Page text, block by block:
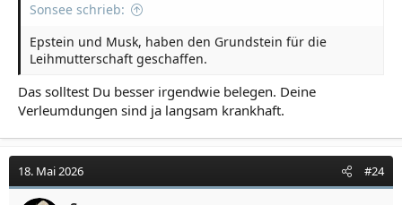
Sonsee schrieb:
Epstein und Musk, haben den Grundstein für die
Leihmutterschaft geschaffen.
Das solltest Du besser irgendwie belegen. Deine
Verleumdungen sind ja langsam krankhaft.
18. Mai 2026 #24